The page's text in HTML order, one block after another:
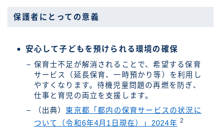
保護者にとっての意義
安心して子どもを預けられる環境の確保
保育士不足が解消されることで、希望する保育
サービス（延長保育、一時預かり等）を利用し
やすくなります。待機児童問題の再燃を防ぎ、
仕事と育児の両立を支援します。
（出典） 東京都「都内の保育サービスの状況に
ついて（令和6年4月1日現在）」2024年 2